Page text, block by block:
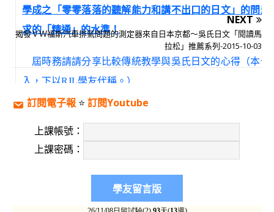
學成之「零零落落的聽解能力和講不出口的日文」的問
求的「精通」的水準！
屆時務請請分享比較傳統教學與吳氏日文的心得（本公
入，下以RJL學友代稱。）
可知道無須擔心，只要設法確實聽課即可，吳氏日文
回收過去四年日文系的青春與費用，完全活化！
「沒上過吳氏日文，不知道自己日文程度差！」（日
NEXT
揭發ＶＷ福斯汽車排氣問題的測定器來自日本京都～吳氏日文「閱讀馬
拉松」推薦系列-2015-10-03
訂閱電子報 ⭐️ 訂閱Youtube
上課帳號：
上課密碼：